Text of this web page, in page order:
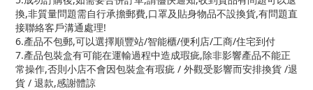
換,非質量問題需自行承擔郵費,口罩及貼身物品不設換貨,有問題直
接聯絡客戶溝通處理!
6.產品不包郵,可以選擇順豐站/智能櫃/便利店/工商/住宅到付
7.產品包裝盒有可能在運輸過程中造成瑕疵,除非影響產品不能正
常操作,否則小店不會因包裝盒有瑕疵 / 外觀受影響而安排換貨 /退
貨 / 退款,感謝體諒